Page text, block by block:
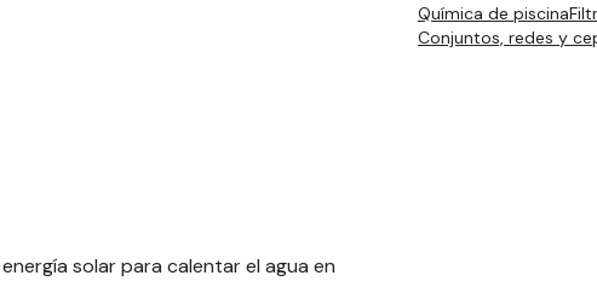
solar para calentar el agua en
Química de piscina
Conjuntos, redes y